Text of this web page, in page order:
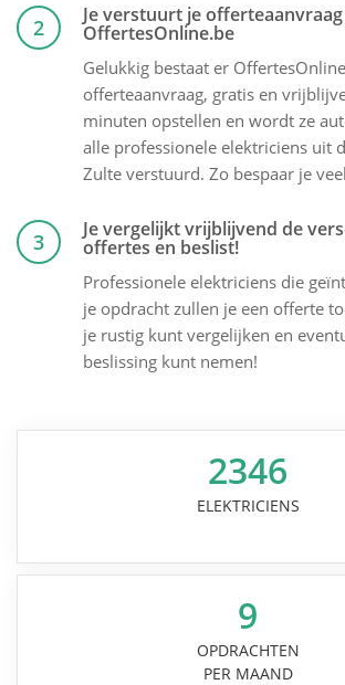
2 Je verstuurt je
OffertesOnline.be
Gelukkig bestaat er
offerteaanvraag, gratis en
minuten opstellen en wordt ze
alle professionele elektriciens uit
Zulte verstuurd. Zo bespaar je
3 Je vergelijkt vrijblijvend de
offertes en beslist!
Professionele elektriciens die
je opdracht zullen je een offerte
je rustig kunt vergelijken en
beslissing kunt nemen!
2346
ELEKTRICIENS
9
OPDRACHTEN
PER MAAND